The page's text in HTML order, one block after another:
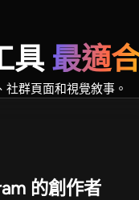
具 最適
群頁面和視覺敘事。
的創作者